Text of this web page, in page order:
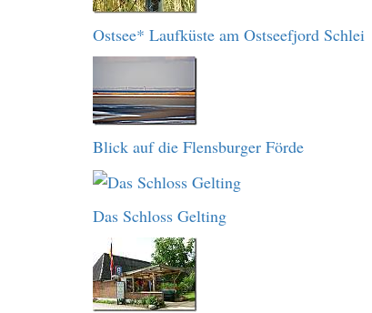
Ostsee* Laufküste am Ostseefjord Schlei
Blick auf die Flensburger Förde
Das Schloss Gelting